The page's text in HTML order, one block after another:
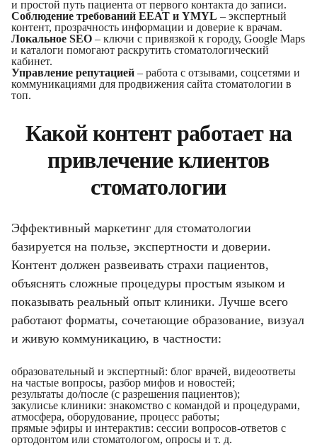
и простой путь пациента от первого контакта до записи.
Соблюдение требований EEAT и YMYL – экспертный
контент, прозрачность информации и доверие к врачам.
Локальное SEO – ключи с привязкой к городу, Google Maps
и каталоги помогают раскрутить стоматологический
кабинет.
Управление репутацией – работа с отзывами, соцсетями и
коммуникациями для продвижения сайта стоматологии в
топ.
Какой контент работает на
привлечение клиентов
стоматологии
Эффективный маркетинг для стоматологии
базируется на пользе, экспертности и доверии.
Контент должен развеивать страхи пациентов,
объяснять сложные процедуры простым языком и
показывать реальный опыт клиники. Лучше всего
работают форматы, сочетающие образование, визуал
и живую коммуникацию, в частности:
образовательный и экспертный: блог врачей, видеоответы
на частые вопросы, разбор мифов и новостей;
результаты до/после (с разрешения пациентов);
закулисье клиники: знакомство с командой и процедурами,
атмосфера, оборудование, процесс работы;
прямые эфиры и интерактив: сессии вопросов-ответов с
ортодонтом или стоматологом, опросы и т. д.